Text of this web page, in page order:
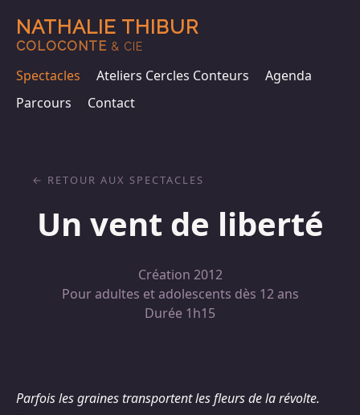
NATHALIE THIBUR
COLOCONTE & CIE
Spectacles Ateliers Cercles Conteurs
Agenda
Parcours
Contact
Un vent de liberté
Création 2012
Pour adultes et adolescents dès 12 ans
Durée 1h15
RETOUR AUX SPECTACLES
Parfois les graines transportent les fleurs de la révolte.